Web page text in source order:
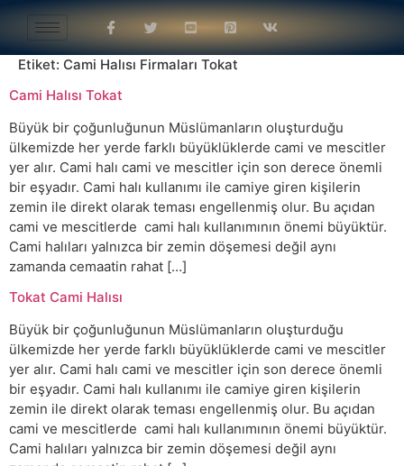
Etiket: Cami Halısı Firmaları Tokat
Cami Halısı Tokat
Büyük bir çoğunluğunun Müslümanların oluşturduğu
ülkemizde her yerde farklı büyüklüklerde cami ve mescitler
yer alır. Cami halı cami ve mescitler için son derece önemli
bir eşyadır. Cami halı kullanımı ile camiye giren kişilerin
zemin ile direkt olarak teması engellenmiş olur. Bu açıdan
cami ve mescitlerde cami halı kullanımının önemi büyüktür.
Cami halıları yalnızca bir zemin döşemesi değil aynı
zamanda cemaatin rahat […]
Tokat Cami Halısı
Büyük bir çoğunluğunun Müslümanların oluşturduğu
ülkemizde her yerde farklı büyüklüklerde cami ve mescitler
yer alır. Cami halı cami ve mescitler için son derece önemli
bir eşyadır. Cami halı kullanımı ile camiye giren kişilerin
zemin ile direkt olarak teması engellenmiş olur. Bu açıdan
cami ve mescitlerde cami halı kullanımının önemi büyüktür.
Cami halıları yalnızca bir zemin döşemesi değil aynı